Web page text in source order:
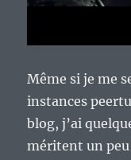
Même si je me
instances
blog, j’ai
méritent un